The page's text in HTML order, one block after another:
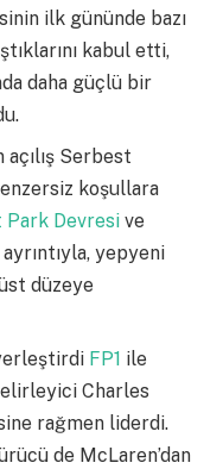
ilk gününde bazı
kabul etti,
daha güçlü bir
Serbest
koşullara
Devresi ve
yepyeni
düzeye
FP1 ile
Charles
rağmen liderdi.
de McLaren’dan